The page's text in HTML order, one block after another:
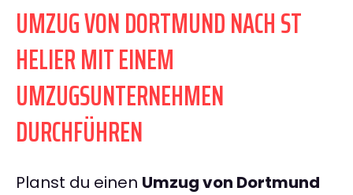
UMZUG VON DORTMUND NACH ST
HELIER MIT EINEM
UMZUGSUNTERNEHMEN
DURCHFÜHREN
Planst du einen Umzug von Dortmund